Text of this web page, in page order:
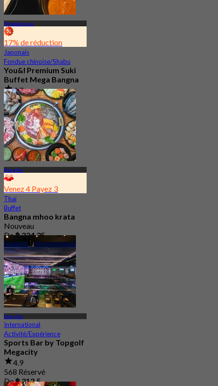
Megabangna
17% de réduction
Japonais
Fondue chinoise/Shabu
You&I Premium Suki
Buffet Mega Bangna
4.7
3.6K Réservé
De฿ 498
Bang Na
Venez 4 Payez 3
Thaï
Buffet
Bangna mhoo krata
Nouveau
De฿ 224.25
Bang Na
International
Activité/Expérience
Sports Bar by Topgolf
Megacity
4.9
568 Réservé
De฿ 312.5